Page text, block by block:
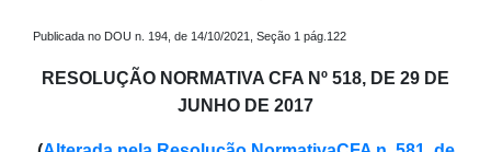
Publicada no DOU n. 194, de 14/10/2021, Seção 1 pág.122
RESOLUÇÃO NORMATIVA CFA Nº 518, DE 29 DE
JUNHO DE 2017